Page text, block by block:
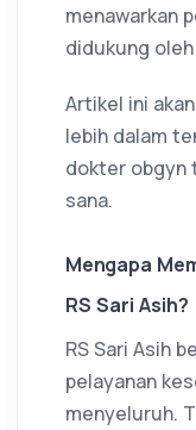
menawarkan
didukung
Artikel ini
lebih dalam
dokter obgyn
sana.
Mengapa
RS Sari Asih?
RS Sari Asih
pelayanan
menyeluruh.